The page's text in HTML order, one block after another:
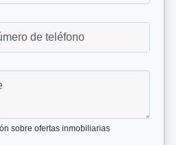
sobre ofertas inmobiliarias